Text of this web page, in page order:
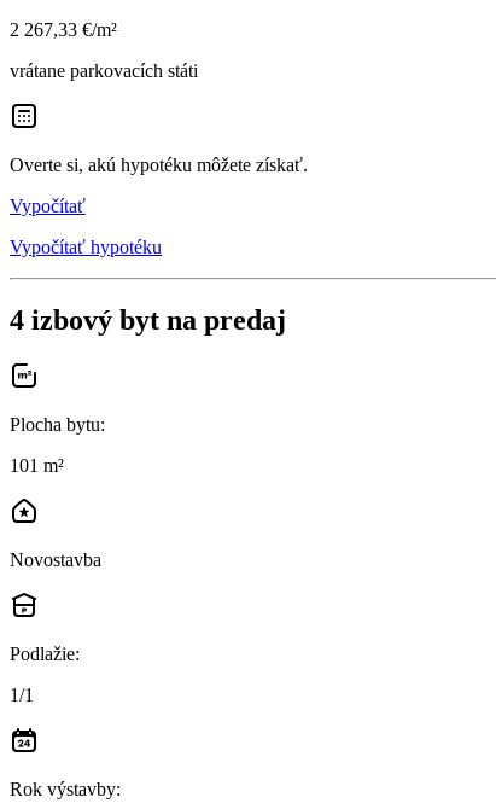
2 267,33 €/m²
vrátane parkovacích státi
Overte si, akú hypotéku môžete získať.
Vypočítať
Vypočítať hypotéku
4 izbový byt na predaj
Plocha bytu:
101 m²
Novostavba
Podlažie:
1/1
Rok výstavby: